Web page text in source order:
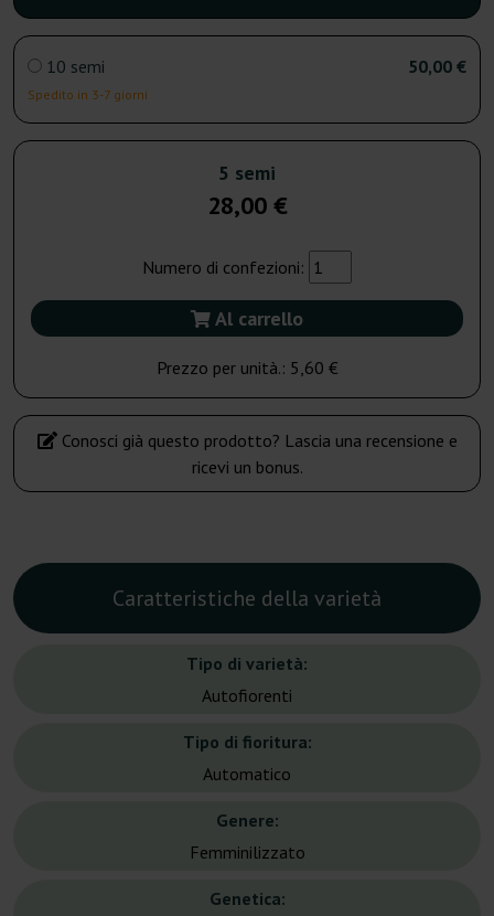
10 semi
Spedito in 3-7 giorni
50,00 €
5 semi
28,00 €
Numero di confezioni:
Al carrello
Prezzo per unità.: 5,60 €
Conosci già questo prodotto? Lascia una recensione e
ricevi un bonus.
Caratteristiche della varietà
Tipo di varietà:
Autofiorenti
Tipo di fioritura:
Automatico
Genere:
Femminilizzato
Genetica: